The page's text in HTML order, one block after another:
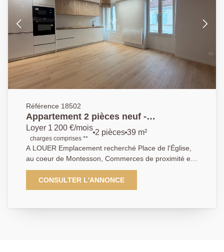
Référence 18502
Appartement 2 pièces neuf -
MONTESSON Centre Secteur Village
Loyer 1 200 €/mois
charges comprises **
2 pièces 39 m²
A LOUER Emplacement recherché Place de l'Église,
au coeur de Montesson, Commerces de proximité et
transports accessibles à quelques minutes à pied , bel
appartement 2 pièces, entièrement rénové avec des
prestations de qualité, proposé en première mise en
ouverte entièrement aménagée et équipée, neuve,
CONSULTER L'ANNONCE